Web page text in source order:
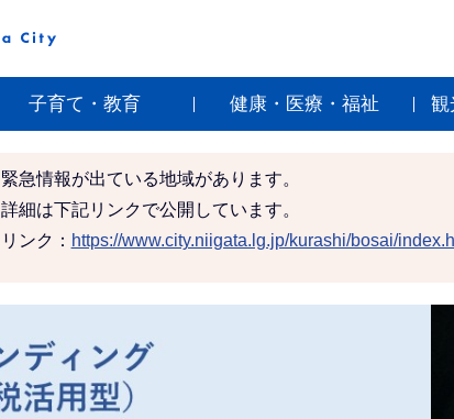
子育て・教育 健康・医療・福祉 観
緊急情報が出ている地域があります。
詳細は下記リンクで公開しています。
リンク： https://www.city.niigata.lg.jp/kurashi/bosai/